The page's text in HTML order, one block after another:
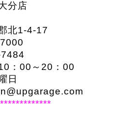
分店
北1-4-17
：00～20：00
日